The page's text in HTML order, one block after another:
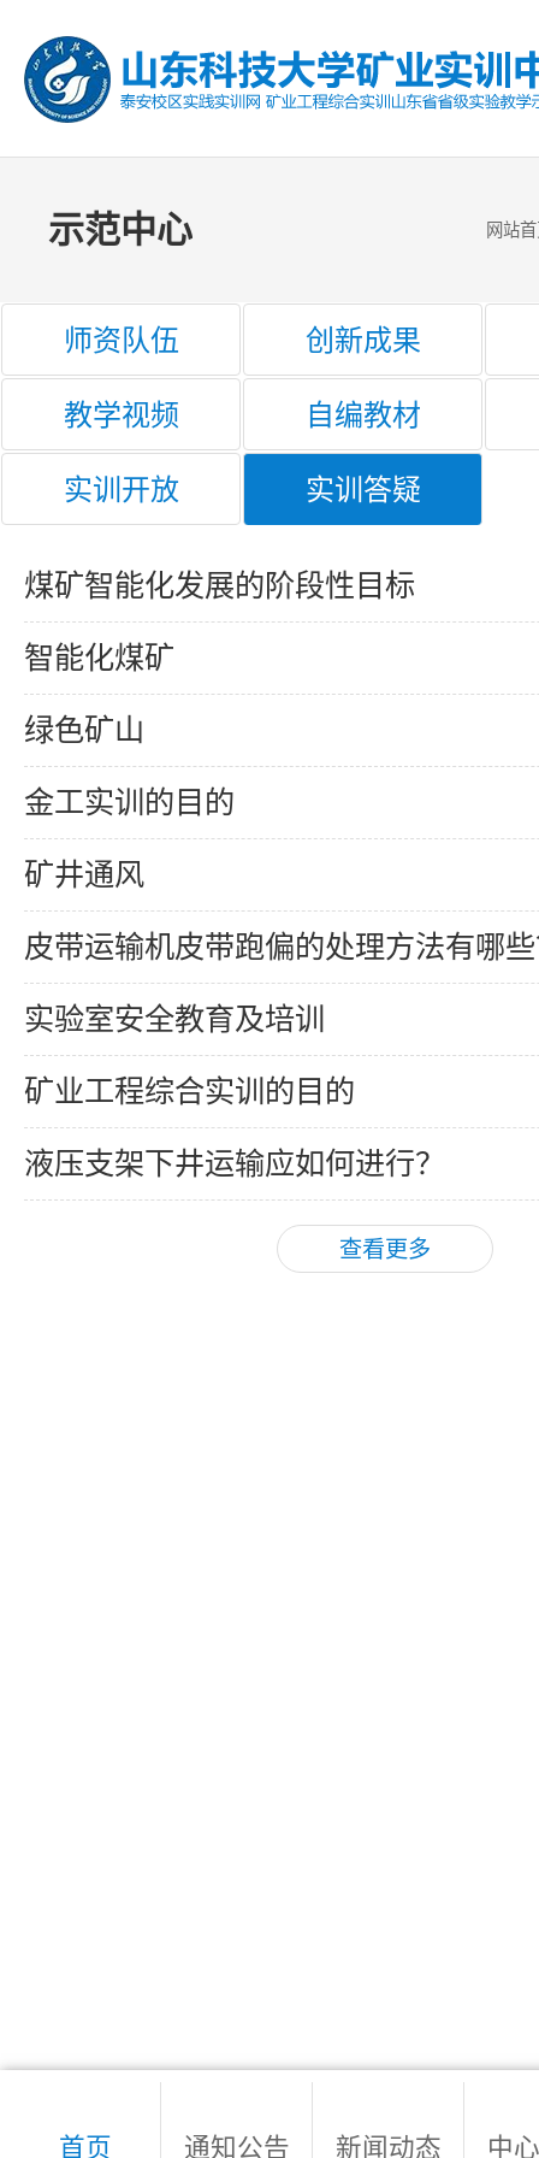
示范中心 网站
师资队伍 创新成果
教学视频 自编教材
实训开放 实训答疑
煤矿智能化发展的阶段性目标
智能化煤矿
绿色矿山
金工实训的目的
矿井通风
皮带运输机皮带跑偏的处理方法有哪
实验室安全教育及培训
矿业工程综合实训的目的
液压支架下井运输应如何进行？
查看更多
首页 通知公告 新闻动态 中